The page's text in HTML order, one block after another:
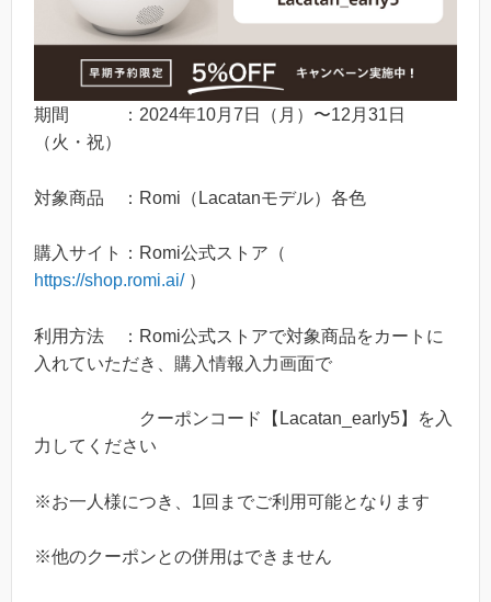
期間 ：2024年10月7日（月）〜12月31日
（火・祝）
対象商品 ：Romi（Lacatanモデル）各色
購入サイト：Romi公式ストア（
https://shop.romi.ai/）
利用方法 ：Romi公式ストアで対象商品をカートに
入れていただき、購入情報入力画面で
クーポンコード【Lacatan_early5】を入
力してください
※お一人様につき、1回までご利用可能となります
※他のクーポンとの併用はできません